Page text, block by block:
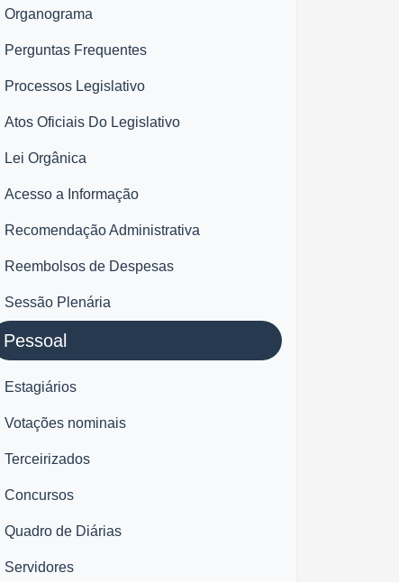
Organograma
Perguntas Frequentes
Processos Legislativo
Atos Oficiais Do Legislativo
Lei Orgânica
Acesso a Informação
Recomendação Administrativa
Reembolsos de Despesas
Sessão Plenária
Pessoal
Estagiários
Votações nominais
Terceirizados
Concursos
Quadro de Diárias
Servidores